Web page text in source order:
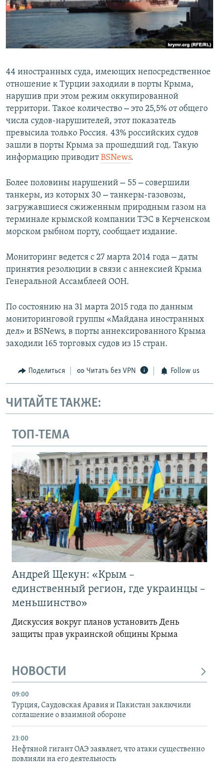
ПОБЕДИТЕЛЕЙ НЕ СУДЯТ?
КРЫМ.НЕПОКОРЕННЫЙ
ELIFBE
ПРИСОЕДИНЯЙТЕСЬ!
Все сайты RFE/RL
44 иностранных суда, имеющих непосредственное
отношение к Турции заходили в порты Крыма,
нарушив при этом режим оккупированной
территори. Такое количество – это 25,5% от общего
числа судов-нарушителей, этот показатель
превысила только Россия. 43% российских судов
зашли в порты Крыма за прошедший год. Такую
информацию приводитBSNews.
Более половины нарушений – 55 – совершили
танкеры, из которых 30 – танкеры-газовозы,
загружавшиеся сжиженным природным газом на
терминале крымской компании ТЭС в Керченском
морском рыбном порту, сообщает издание.
Мониторинг ведется с 27 марта 2014 года – даты
принятия резолюции в связи с аннексией Крыма
Генеральной Ассамблеей ООН.
По состоянию на 31 марта 2015 года по данным
мониторинговой группы «Майдана иностранных
дел» и BSNews, в порты аннексированного Крыма
заходили 165 торговых судов из 15 стран.
Поделиться Читать без VPN Follow us
ЧИТАЙТЕ ТАКЖЕ:
ТОП-ТЕМА
Андрей Щекун: «Крым –
единственный регион, где украинцы –
меньшинство»
Дискуссия вокруг планов установить День
защиты прав украинской общины Крыма
НОВОСТИ
09:00
Турция, Саудовская Аравия и Пакистан заключили
соглашение о взаимной обороне
23:00
Нефтяной гигант ОАЭ заявляет, что атаки существенно
повлияли на его деятельность